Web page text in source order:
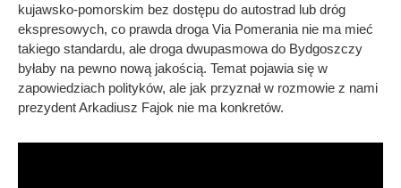
kujawsko-pomorskim bez dostępu do autostrad lub dróg
ekspresowych, co prawda droga Via Pomerania nie ma mieć
takiego standardu, ale droga dwupasmowa do Bydgoszczy
byłaby na pewno nową jakością. Temat pojawia się w
zapowiedziach polityków, ale jak przyznał w rozmowie z nami
prezydent Arkadiusz Fajok nie ma konkretów.